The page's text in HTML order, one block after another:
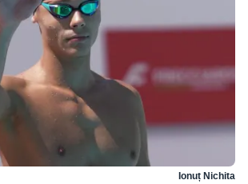
Ionuț Nichita